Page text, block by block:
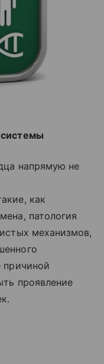
напрямую не
как
патология
механизмов,
причиной
проявление